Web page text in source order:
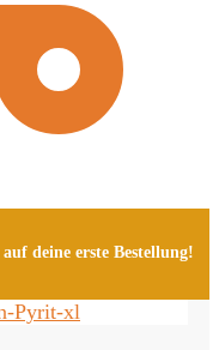
deine erste Bestellung!